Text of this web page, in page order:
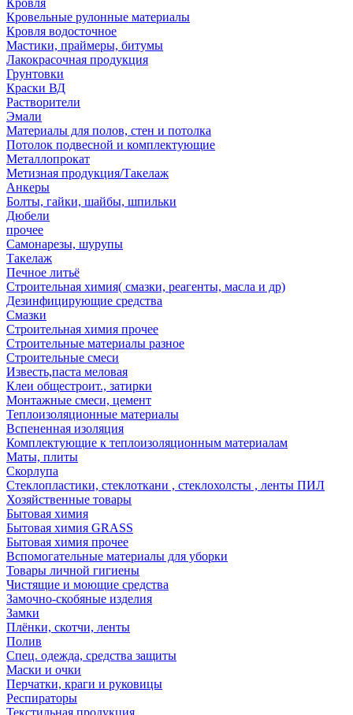
Кровля
Кровельные рулонные материалы
Кровля водосточное
Мастики, праймеры, битумы
Лакокрасочная продукция
Грунтовки
Краски ВД
Растворители
Эмали
Материалы для полов, стен и потолка
Потолок подвесной и комплектующие
Металлопрокат
Метизная продукция/Такелаж
Анкеры
Болты, гайки, шайбы, шпильки
Дюбели
прочее
Самонарезы, шурупы
Такелаж
Печное литьё
Строительная химия( смазки, реагенты, масла и др)
Дезинфицирующие средства
Смазки
Строительная химия прочее
Строительные материалы разное
Строительные смеси
Известь,паста меловая
Клеи общестроит., затирки
Монтажные смеси, цемент
Теплоизоляционные материалы
Вспененная изоляция
Комплектующие к теплоизоляционным материалам
Маты, плиты
Скорлупа
Стеклопластики, стеклоткани , стеклохолсты , ленты ПИЛ
Хозяйственные товары
Бытовая химия
Бытовая химия GRASS
Бытовая химия прочее
Вспомогательные материалы для уборки
Товары личной гигиены
Чистящие и моющие средства
Замочно-скобяные изделия
Замки
Плёнки, скотчи, ленты
Полив
Спец. одежда, средства защиты
Маски и очки
Перчатки, краги и руковицы
Респираторы
Текстильная продукция